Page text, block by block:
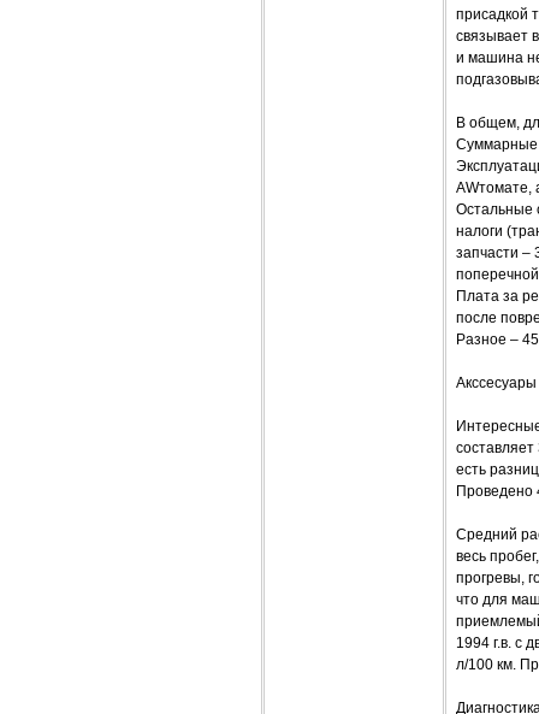
присадкой
связывает
и машина
В общем,
Суммарные
AWтомате,
Остальные
налоги
запчасти –
Плата за
после
Разное –
есть
Проведено
Средний
весь
прогревы,
что для
1994 г.в. с
л/100 км.